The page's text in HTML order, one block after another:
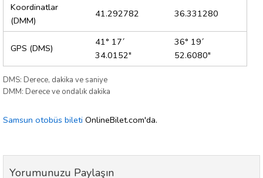
Koordinatlar
(DMM)
41.292782 36.331280
GPS (DMS)
41° 17´
34.0152"
36° 19´
52.6080"
DMS: Derece, dakika ve saniye
DMM: Derece ve ondalık dakika
Samsun otobüs bileti OnlineBilet.com'da.
Yorumunuzu Paylaşın